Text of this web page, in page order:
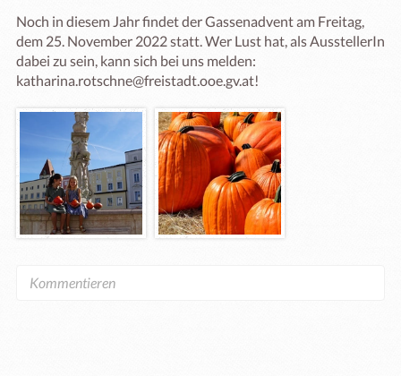
Noch in diesem Jahr findet der Gassenadvent am Freitag,
dem 25. November 2022 statt. Wer Lust hat, als AusstellerIn
dabei zu sein, kann sich bei uns melden: